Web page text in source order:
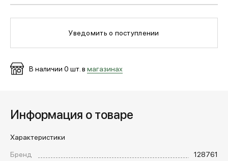
ПОКУПАТЕЛЯМ
ОПЛАТА И ДОСТАВКА
Уведомить о поступлении
В наличии 0 шт. в магазинах
Информация о товаре
Характеристики
Бренд
128761